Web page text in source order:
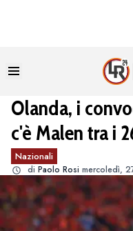
Olanda, i
c'è Malen tra i
Nazionali
di Paolo Rosi mercoledì,